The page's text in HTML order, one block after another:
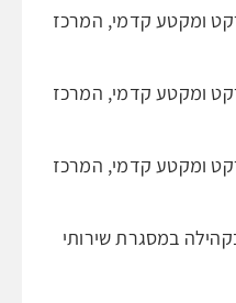
ומקטע קדמי, המרכז
ומקטע קדמי, המרכז
ומקטע קדמי, המרכז
במסגרת שירותי